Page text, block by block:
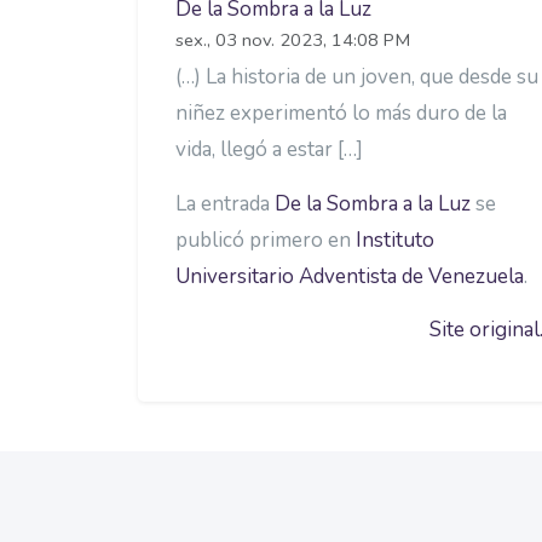
De la Sombra a la Luz
sex., 03 nov. 2023, 14:08 PM
(…) La historia de un joven, que desde su
niñez experimentó lo más duro de la
vida, llegó a estar […]
La entrada De la Sombra a la Luzse
publicó primero en Instituto
Universitario Adventista de Venezuela.
Site